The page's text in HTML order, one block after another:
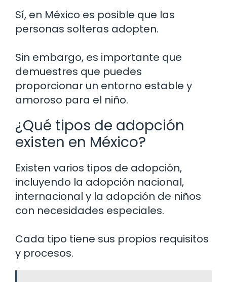
Sí, en México es posible que las
personas solteras adopten.
Sin embargo, es importante que
demuestres que puedes
proporcionar un entorno estable y
amoroso para el niño.
¿Qué tipos de adopción
existen en México?
Existen varios tipos de adopción,
incluyendo la adopción nacional,
internacional y la adopción de niños
con necesidades especiales.
Cada tipo tiene sus propios requisitos
y procesos.